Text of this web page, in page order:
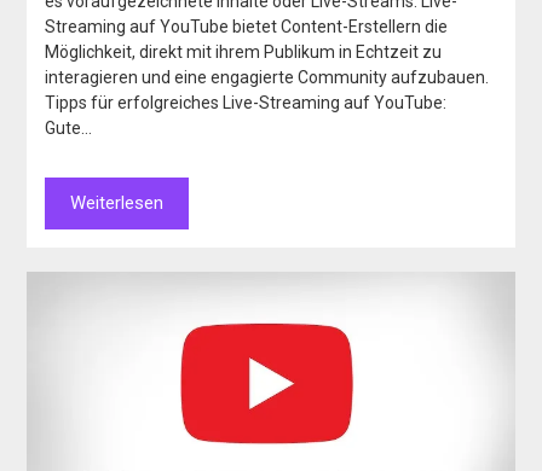
Streaming auf YouTube bietet Content-Erstellern die
Möglichkeit, direkt mit ihrem Publikum in Echtzeit zu
interagieren und eine engagierte Community aufzubauen.
Tipps für erfolgreiches Live-Streaming auf YouTube:
Gute…
Weiterlesen